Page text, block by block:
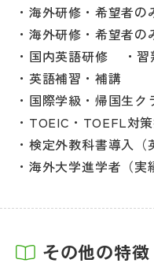
海外研修・希望者の
海外研修・希望者の
国内英語研修
習
英語補習・補講
国際学級・帰国生ク
TOEIC・TOEFL対
検定外教科書導入（
海外大学進学者（実
その他の特徴